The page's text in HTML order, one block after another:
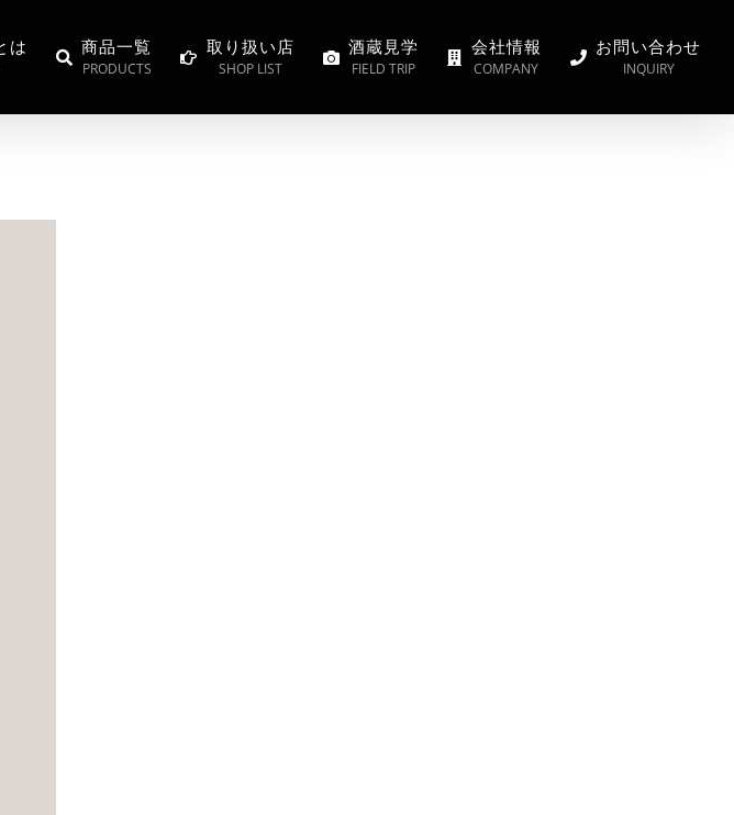
は 商品一覧
PRODUCTS
取り扱い店
SHOP LIST
酒蔵見学
FIELD TRIP
会社情報
COMPANY
お問い合わせ
INQUIRY